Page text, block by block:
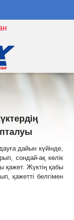
дайын күйінде,
сондай-ақ көлік
қажет. Жүктің қабы
қажетті белгімен